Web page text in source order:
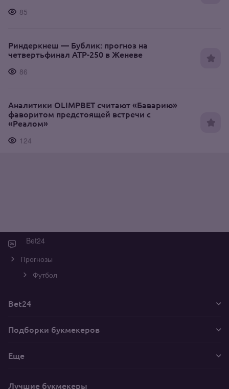
85
Риндеркнеш — Бублик: прогноз на
четвертьфинал ATP-250 в Женеве
86
Аналитики OLIMPBET считают «Баварию»
фаворитом предстоящей встречи с
«Реалом»
124
Bet24
Прогнозы
Футбол
Bet24
Подборки букмекеров
Еще
Лучшие букмекеры